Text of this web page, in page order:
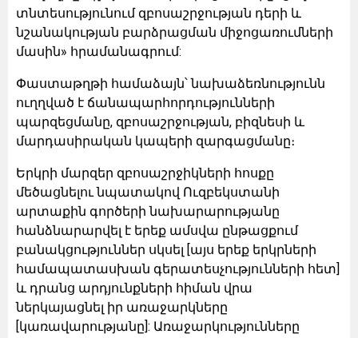
տնտեսությունում զբոսաշրջության դերի և
նշանակության բարձրացման միջոցառումների
մասին» հրամանագրում:
Փաստաթղթի համաձայն՝ նախաձեռնությունն
ուղղված է ճանապարհորդությունների
պարզեցմանը, զբոսաշրջության, բիզնեսի և
մարդասիրական կապերի զարգացմանը։
Երկրի մարզեր զբոսաշրջիկների հոսքը
մեծացնելու նպատակով Ուզբեկստանի
արտաքին գործերի նախարարությանը
հանձնարարվել է երեք ամսվա ընթացքում
բանակցություններ սկսել [այս երեք երկրների
համապատասխան գերատեսչությունների հետ]
և դրանց արդյունքների հիման վրա
ներկայացնել իր առաջարկները
[կառավարությանը]: Առաջարկությունները